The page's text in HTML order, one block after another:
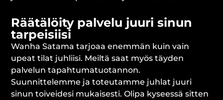
Räätälöity palvelu juuri sinun
tarpeisiisi
Wanha Satama tarjoaa enemmän kuin vain
upeat tilat juhliisi. Meiltä saat myös täyden
palvelun tapahtumatuotannon.
Suunnittelemme ja toteutamme juhlat juuri
sinun toiveidesi mukaisesti. Olipa kyseessä sitten